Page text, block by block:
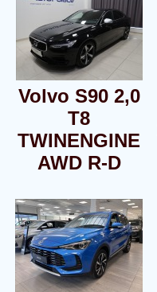
Volvo S90 2,0
T8
TWINENGINE
AWD R-D